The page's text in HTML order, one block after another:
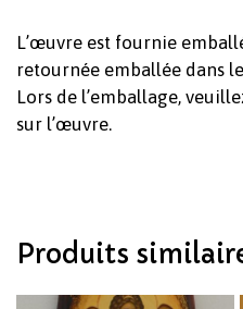
L’œuvre est fournie
retournée emballée dans
Lors de l’emballage,
sur l’œuvre.
Produits